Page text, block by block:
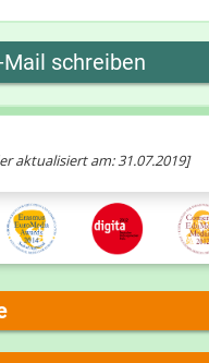
aktualisiert am: 31.07.2019]
Adresse
Mail schreiben